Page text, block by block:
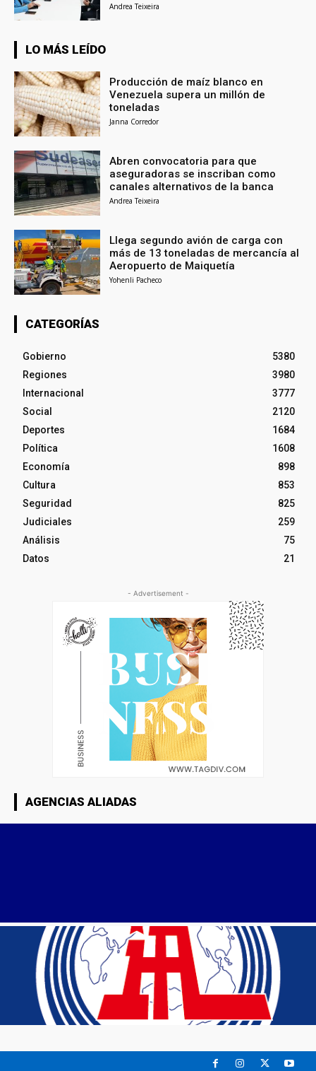
Andrea Teixeira
LO MÁS LEÍDO
Producción de maíz blanco en
Venezuela supera un millón de
toneladas
Janna Corredor
Abren convocatoria para que
aseguradoras se inscriban como
canales alternativos de la banca
Andrea Teixeira
Llega segundo avión de carga con
más de 13 toneladas de mercancía al
Aeropuerto de Maiquetía
Yohenli Pacheco
CATEGORÍAS
Gobierno
5380
Regiones
3980
Internacional
3777
Social
2120
Deportes
1684
Política
1608
Economía
898
Cultura
853
Seguridad
825
Judiciales
259
Análisis
75
Datos
21
- Advertisement -
AGENCIAS ALIADAS